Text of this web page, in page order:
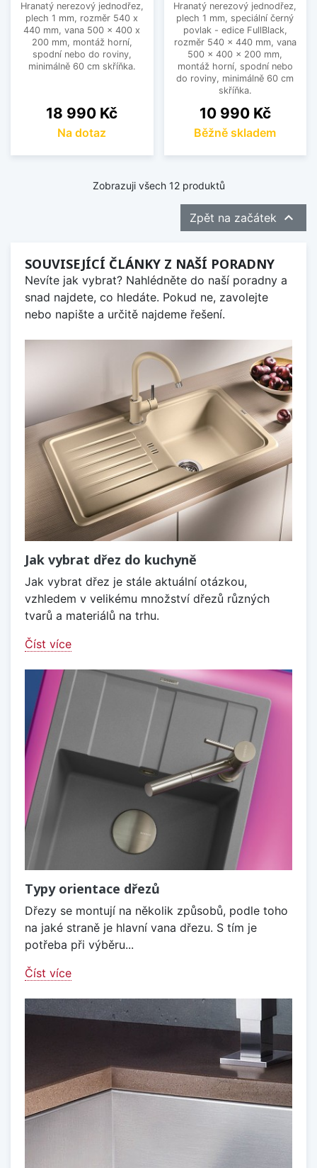
Hranatý nerezový jednodřez,
plech 1 mm, rozměr 540 x
440 mm, vana 500 x 400 x
200 mm, montáž horní,
spodní nebo do roviny,
minimálně 60 cm skříňka.
Cena
18 990 Kč
Na dotaz
Hranatý nerezový jednodřez,
plech 1 mm, speciální černý
povlak - edice FullBlack,
rozměr 540 x 440 mm, vana
500 x 400 x 200 mm,
montáž horní, spodní nebo
do roviny, minimálně 60 cm
skříňka.
Cena
10 990 Kč
Běžně skladem
Zobrazuji všech 12 produktů
Zpět na začátek 
SOUVISEJÍCÍ ČLÁNKY Z NAŠÍ PORADNY
Nevíte jak vybrat? Nahlédněte do naší poradny a
snad najdete, co hledáte. Pokud ne, zavolejte
nebo napište a určitě najdeme řešení.
Jak vybrat dřez do kuchyně
Jak vybrat dřez je stále aktuální otázkou,
vzhledem v velikému množství dřezů různých
tvarů a materiálů na trhu.
Číst více
Typy orientace dřezů
Dřezy se montují na několik způsobů, podle toho
na jaké straně je hlavní vana dřezu. S tím je
potřeba při výběru...
Číst více